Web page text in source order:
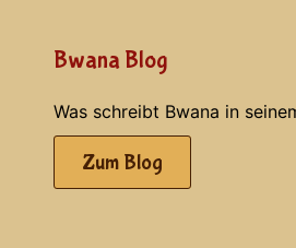
Bwana Blog
Was schreibt Bwana in
Zum Blog